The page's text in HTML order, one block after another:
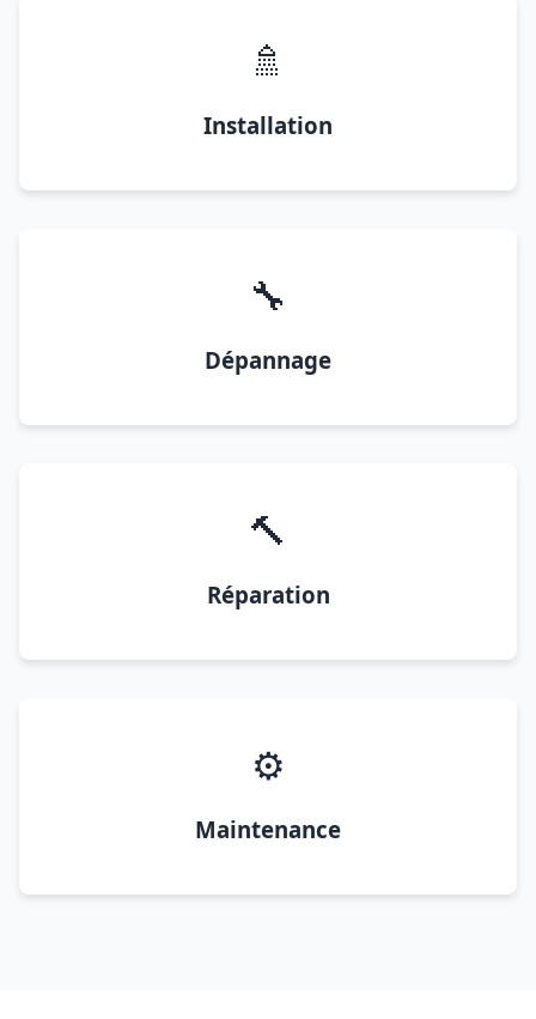
🚿
Installation
🔧
Dépannage
🔨
Réparation
⚙️
Maintenance